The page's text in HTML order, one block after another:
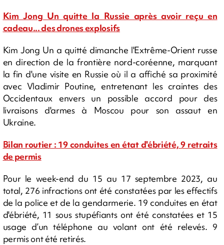
Kim Jong Un quitte la Russie après avoir reçu en
cadeau... des drones explosifs
Kim Jong Un a quitté dimanche l'Extrême-Orient russe
en direction de la frontière nord-coréenne, marquant
la fin d'une visite en Russie où il a affiché sa proximité
avec Vladimir Poutine, entretenant les craintes des
Occidentaux envers un possible accord pour des
livraisons d'armes à Moscou pour son assaut en
Ukraine.
Bilan routier : 19 conduites en état d'ébriété, 9 retraits
de permis
Pour le week-end du 15 au 17 septembre 2023, au
total, 276 infractions ont été constatées par les effectifs
de la police et de la gendarmerie. 19 conduites en état
d'ébriété, 11 sous stupéfiants ont été constatées et 15
usage d’un téléphone au volant ont été relevés. 9
permis ont été retirés.